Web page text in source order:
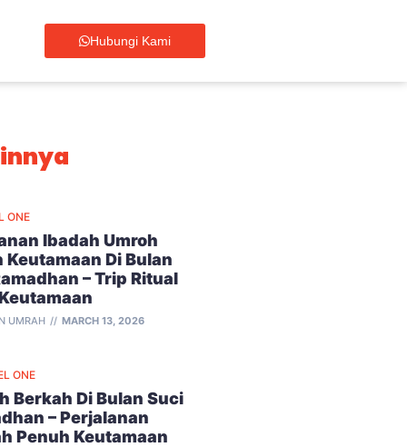
Hubungi Kami
ONE
Ibadah Umroh
Keutamaan Di Bulan
– Trip Ritual
UMRAH MARCH 13, 2026
ONE
Berkah Di Bulan Suci
– Perjalanan
Penuh Keutamaan